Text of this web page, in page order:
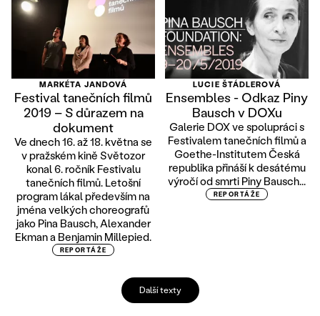
MARKÉTA JANDOVÁ
Festival tanečních filmů
2019 – S důrazem na
dokument
Ve dnech 16. až 18. května se
v pražském kině Světozor
konal 6. ročník Festivalu
tanečních filmů. Letošní
program lákal především na
jména velkých choreografů
jako Pina Bausch, Alexander
Ekman a Benjamin Millepied.
REPORTÁŽE
LUCIE ŠTÁDLEROVÁ
Ensembles - Odkaz Piny
Bausch v DOXu
Galerie DOX ve spolupráci s
Festivalem tanečních filmů a
Goethe-Institutem Česká
republika přináší k desátému
výročí od smrti Piny Bausch...
REPORTÁŽE
Další texty